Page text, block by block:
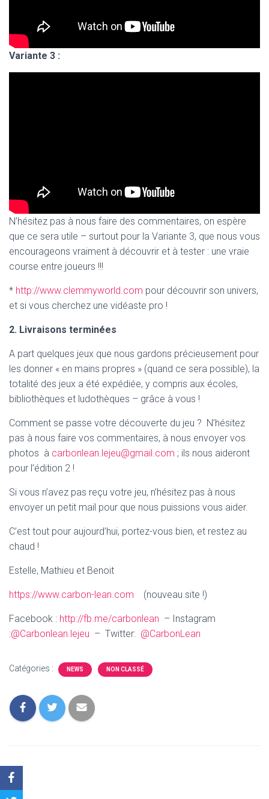
Variante 3 :
N’hésitez pas à nous faire des commentaires, on espère
que ce sera utile – surtout pour la Variante 3, que nous vous
encourageons vraiment à découvrir et à tester : une vraie
course entre joueurs !!!
* http://www.clemmyworld.com pour découvrir son univers,
et si vous cherchez une vidéaste pro !
2. Livraisons terminées
A part quelques jeux que nous gardons précieusement pour
les donner « en mains propres » (quand ce sera possible), la
totalité des jeux a été expédiée, y compris aux écoles,
bibliothèques et ludothèques – grâce à vous !
Comment se passe votre découverte du jeu ? N’hésitez
pas à nous faire vos commentaires, à nous envoyer vos
photos à carbonlean.lejeu@gmail.com ; ils nous aideront
pour l’édition 2 !
Si vous n’avez pas reçu votre jeu, n’hésitez pas à nous
envoyer un petit mail pour que nous puissions vous aider.
C’est tout pour aujourd’hui, portez-vous bien, et restez au
chaud !
Estelle, Mathieu et Benoit
https://www.carbon-lean.com (nouveau site !)
Facebook : http://fb.me/carbonlean – Instagram
:@Carbonlean.lejeu – Twitter: @CarbonLean
Catégories : NEWS NON CLASSÉ